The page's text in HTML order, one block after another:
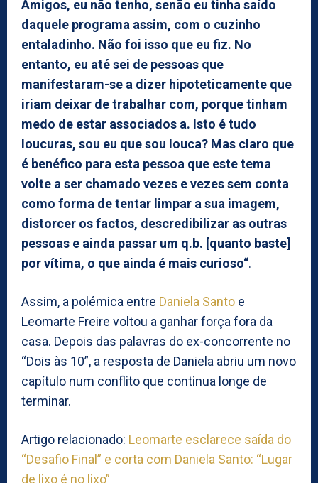
Amigos, eu não tenho, senão eu tinha saído
daquele programa assim, com o cuzinho
entaladinho. Não foi isso que eu fiz. No
entanto, eu até sei de pessoas que
manifestaram-se a dizer hipoteticamente que
iriam deixar de trabalhar com, porque tinham
medo de estar associados a. Isto é tudo
loucuras, sou eu que sou louca? Mas claro que
é benéfico para esta pessoa que este tema
volte a ser chamado vezes e vezes sem conta
como forma de tentar limpar a sua imagem,
distorcer os factos, descredibilizar as outras
pessoas e ainda passar um q.b. [quanto baste]
por vítima, o que ainda é mais curioso“.
Assim, a polémica entre Daniela Santo e
Leomarte Freire voltou a ganhar força fora da
casa. Depois das palavras do ex-concorrente no
“Dois às 10”, a resposta de Daniela abriu um novo
capítulo num conflito que continua longe de
terminar.
Artigo relacionado: Leomarte esclarece saída do
“Desafio Final” e corta com Daniela Santo: “Lugar
de lixo é no lixo”